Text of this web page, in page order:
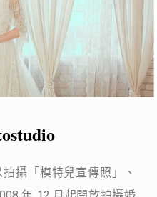
攝「模特兒宣傳照」、